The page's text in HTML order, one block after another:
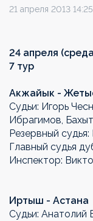
21 апреля 2013 14:25
24 апреля
7 тур
Акжайык -
Судьи: Игорь
Ибрагимов,
Резервный
Главный судья
Инспектор:
Иртыш - Астана
Судьи: Анатолий